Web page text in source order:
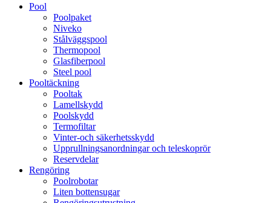
Pool
Poolpaket
Niveko
Stålväggspool
Thermopool
Glasfiberpool
Steel pool
Pooltäckning
Pooltak
Lamellskydd
Poolskydd
Termofiltar
Vinter-och säkerhetsskydd
Upprullningsanordningar och teleskoprör
Reservdelar
Rengöring
Poolrobotar
Liten bottensugar